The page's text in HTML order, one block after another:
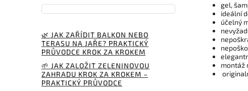
🌿 JAK ZAŘÍDIT BALKON NEBO
TERASU NA JAŘE? PRAKTICKÝ
PRŮVODCE KROK ZA KROKEM
🌱 JAK ZALOŽIT ZELENINOVOU
ZAHRADU KROK ZA KROKEM –
PRAKTICKÝ PRŮVODCE
gel,
ideální
účelný
montáž